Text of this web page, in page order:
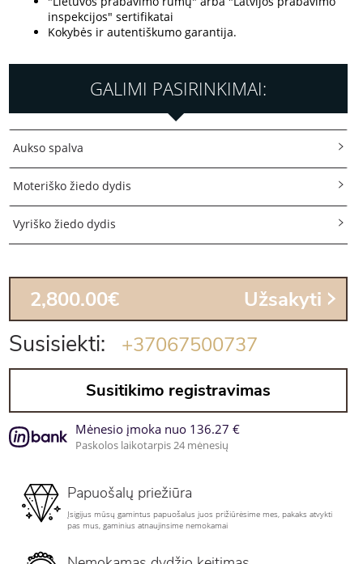
inspekcijos" sertifikatai
Kokybės ir autentiškumo garantija.
GALIMI PASIRINKIMAI:
Aukso spalva
Moteriško žiedo dydis
Vyriško žiedo dydis
2,800.00€ Užsakyti
Susisiekti: +37067500737
Susitikimo registravimas
Mėnesio įmoka nuo 136.27 €
Paskolos laikotarpis 24 mėnesių
Papuošalų priežiūra
Įsigijus mūsų gamintus papuošalus juos prižiūrėsime mes, pakaks atvykti
pas mus, gaminius atnaujinsime nemokamai